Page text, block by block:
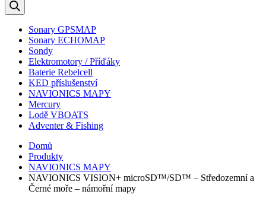
Sonary GPSMAP
Sonary ECHOMAP
Sondy
Elektromotory / Příďáky
Baterie Rebelcell
KED příslušenství
NAVIONICS MAPY
Mercury
Lodě VBOATS
Adventer & Fishing
Domů
Produkty
NAVIONICS MAPY
NAVIONICS VISION+ microSD™/SD™ – Středozemní a
Černé moře – námořní mapy